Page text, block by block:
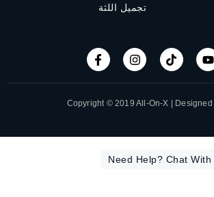
تجميل اللثة
Copyright © 2019 All-On-X | Designed
Need Help? Chat With